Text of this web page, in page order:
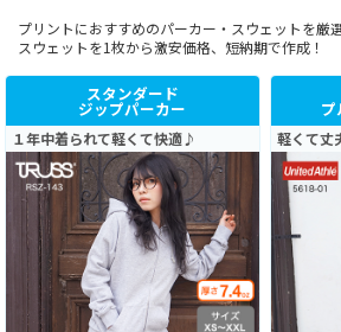
プリントにおすすめのパーカー・スウェットを厳
スウェットを1枚から激安価格、短納期で作成！
スタンダード
ジップパーカー
１年中着られて軽くて快適♪
プ
軽くて丈